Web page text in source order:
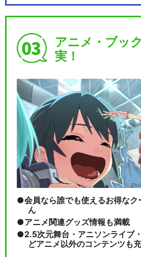
アニメ・ブッ
実！
会員なら誰でも使えるお得なク
ん
アニメ関連グッズ情報も満載
2.5次元舞台・アニソンライブ
どアニメ以外のコンテンツも